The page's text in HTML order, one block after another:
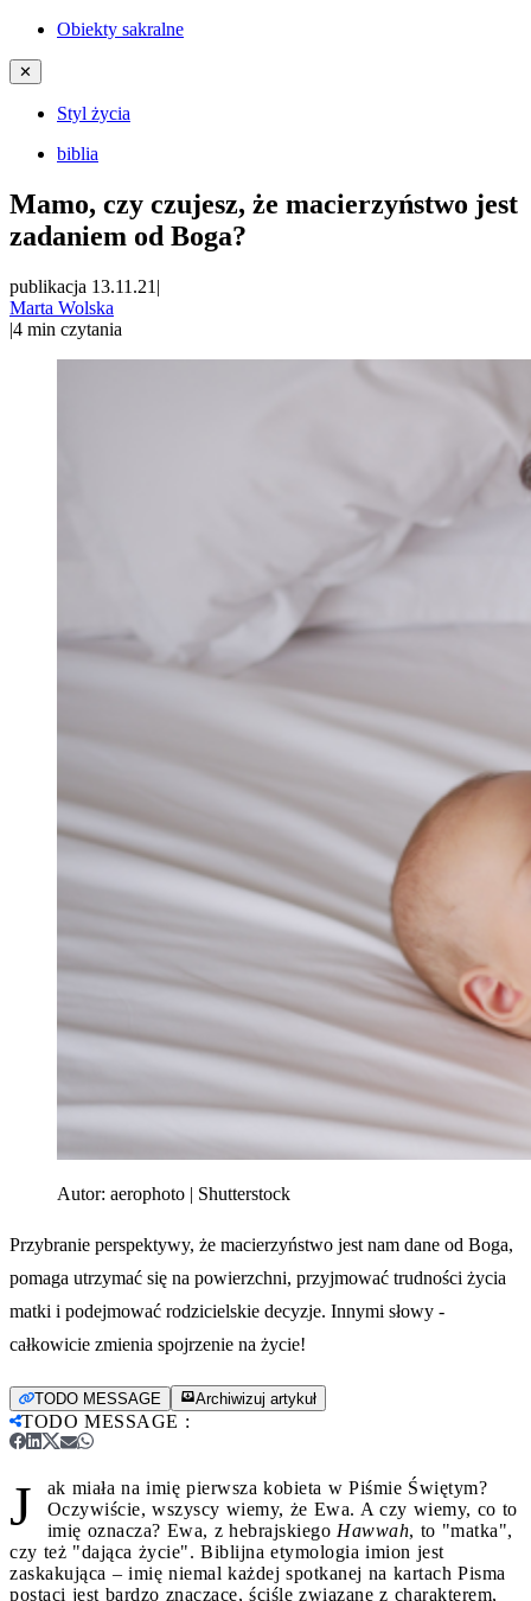
Obiekty sakralne
✕
Styl życia
biblia
Mamo, czy czujesz, że macierzyństwo jest
zadaniem od Boga?
publikacja 13.11.21 |
Marta Wolska
|4 min czytania
Autor: aerophoto | Shutterstock
Przybranie perspektywy, że macierzyństwo jest nam dane od Boga,
pomaga utrzymać się na powierzchni, przyjmować trudności życia
matki i podejmować rodzicielskie decyzje. Innymi słowy -
całkowicie zmienia spojrzenie na życie!
TODO MESSAGE Archiwizuj artykuł
TODO MESSAGE :
J
ak miała na imię pierwsza kobieta w Piśmie Świętym?
Oczywiście, wszyscy wiemy, że Ewa. A czy wiemy, co to
imię oznacza? Ewa, z hebrajskiego Hawwah, to "matka",
czy też "dająca życie". Biblijna etymologia imion jest
zaskakująca – imię niemal każdej spotkanej na kartach Pisma
postaci jest bardzo znaczące, ściśle związane z charakterem,